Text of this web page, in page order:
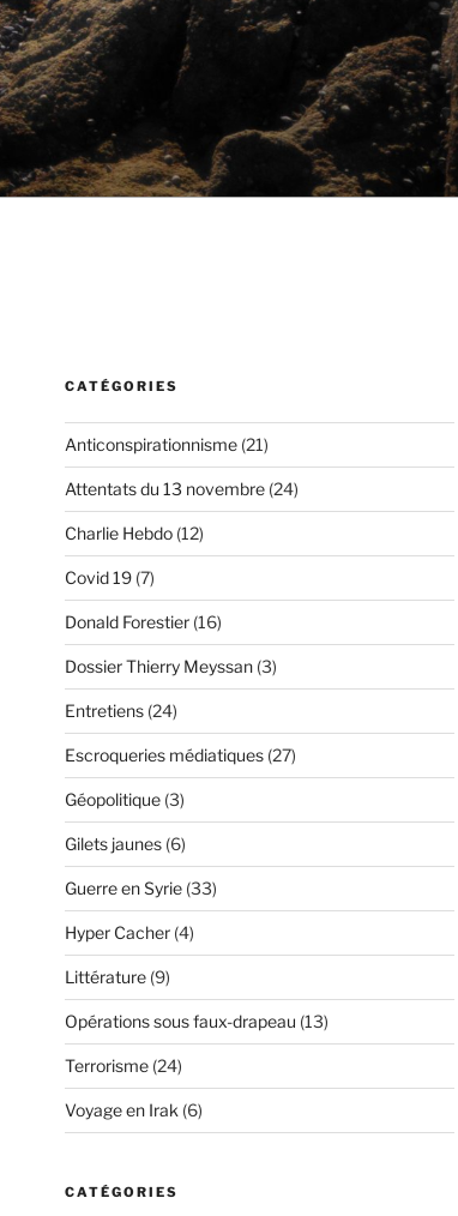
CATÉGORIES
Anticonspirationnisme(21)
Attentats du 13 novembre(24)
Charlie Hebdo(12)
Covid 19(7)
Donald Forestier(16)
Dossier Thierry Meyssan(3)
Entretiens(24)
Escroqueries médiatiques(27)
Géopolitique(3)
Gilets jaunes(6)
Guerre en Syrie(33)
Hyper Cacher(4)
Littérature(9)
Opérations sous faux-drapeau (13)
Terrorisme(24)
Voyage en Irak (6)
CATÉGORIES